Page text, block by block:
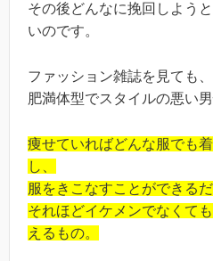
その後どんなに挽回しよう
いのです。
ファッション雑誌を見ても、
肥満体型でスタイルの悪い
痩せていればどんな服でも
し、
服をきこなすことができるだ
それほどイケメンでなくて
えるもの。